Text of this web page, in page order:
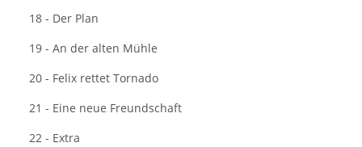
18 - Der Plan
19 - An der alten Mühle
20 - Felix rettet Tornado
21 - Eine neue Freundschaft
22 - Extra